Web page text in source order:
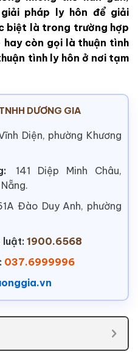
pháp ly hôn để giải
biệt là trong trường hợp
còn gọi là thuận tình
tình ly hôn ở nơi tạm
DƯƠNG GIA
Diện, phường Khương
141 Diệp Minh Châu,
Đào Duy Anh, phường
luật: 1900.6568
037.6999996